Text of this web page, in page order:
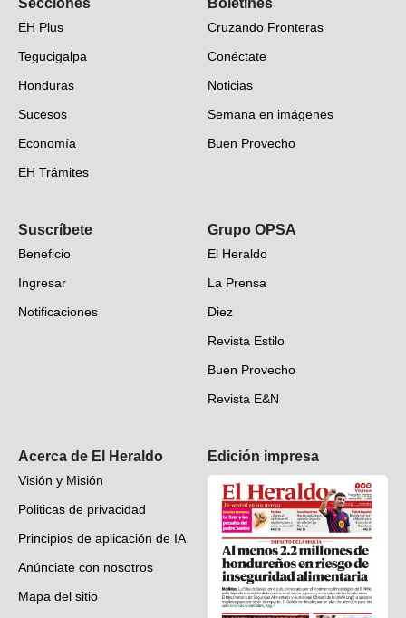
Secciones
EH Plus
Tegucigalpa
Honduras
Sucesos
Economía
EH Trámites
EH Verifica
Fotogalerías
Deportes
Videos
Boletines
Cruzando Fronteras
Conéctate
Noticias
Semana en imágenes
Buen Provecho
Suscríbete
Beneficio
Ingresar
Notificaciones
Grupo OPSA
El Heraldo
La Prensa
Diez
Revista Estilo
Buen Provecho
Revista E&N
Acerca de El Heraldo
Visión y Misión
Politicas de privacidad
Principios de aplicación de IA
Anúnciate con nosotros
Mapa del sitio
Edición impresa